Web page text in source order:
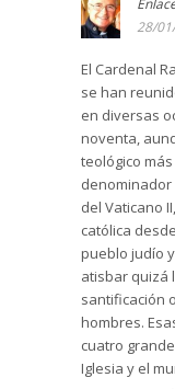
28/
El Cardenal
se han
en diversas
noventa,
teológico
denominador
del Vaticano
católica
pueblo judío
atisbar quizá
santificación
hombres.
cuatro
Iglesia y el